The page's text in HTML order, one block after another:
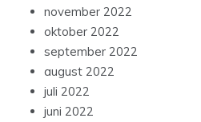
november 2022
oktober 2022
september 2022
august 2022
juli 2022
juni 2022